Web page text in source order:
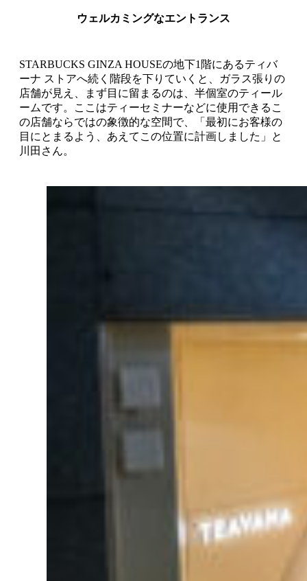
ウェルカミングなエントランス
STARBUCKS GINZA HOUSEの地下1階にあるティバ
ーナ ストアへ続く階段を下りていくと、ガラス張りの
店舗が見え、まず目に留まるのは、半個室のティール
ームです。ここはティーセミナーなどに使用できるこ
の店舗ならではの象徴的な空間で、「最初にお客様の
目にとまるよう、あえてこの位置に計画しました」と
川田さん。